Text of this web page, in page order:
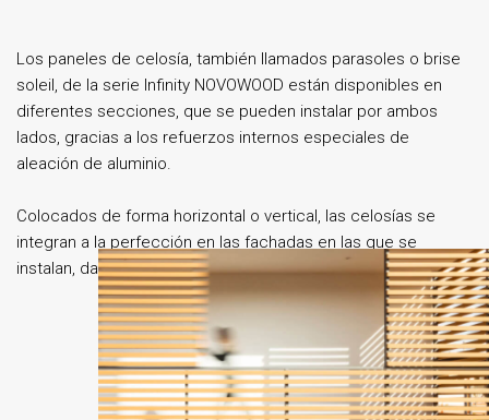
Los paneles de celosía, también llamados parasoles o brise
soleil, de la serie Infinity NOVOWOOD están disponibles en
diferentes secciones, que se pueden instalar por ambos
lados, gracias a los refuerzos internos especiales de
aleación de aluminio.
Colocados de forma horizontal o vertical, las celosías se
integran a la perfección en las fachadas en las que se
instalan, dando un aspecto contemporáneo al edificio.